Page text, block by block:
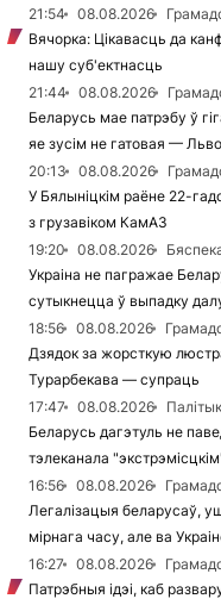
21:54
08.08.2026
Вячорка: Цікавасць да
нашу суб'ектнасць
21:44
08.08.2026
Беларусь мае патрэбу ў
яе зусім не гатовая —
20:13
08.08.2026
У Бялыніцкім раёне 22-
з грузавіком КамАЗ
19:20
08.08.2026
Украіна не пагражае
сутыкнецца ў выпадку
18:56
08.08.2026
Дзядок за жорсткую
Турарбекава — супраць
17:47
08.08.2026
Беларусь дагэтуль не
тэлеканала
16:56
08.08.2026
Легалізацыя беларусаў,
мірнага часу, але ва
16:27
08.08.2026
Патрэбныя ідэі, каб